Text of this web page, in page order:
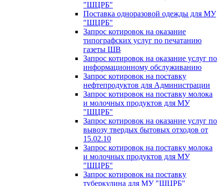
"ШЦРБ"
Поставка одноразовой одежды для МУ
"ШЦРБ"
Запрос котировок на оказание
типографских услуг по печатанию
газеты ШВ
Запрос котировок на оказание услуг по
информационному обслуживанию
Запрос котировок на поставку
нефтепродуктов для Администрации
Запрос котировок на поставку молока
и молочных продуктов для МУ
"ШЦРБ"
Запрос котировок на оказание услуг по
вывозу твердых бытовых отходов от
15.02.10
Запрос котировок на поставку молока
и молочных продуктов для МУ
"ШЦРБ"
Запрос котировок на поставку
туберкулина для МУ "ШЦРБ"